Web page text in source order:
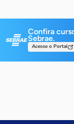
Confira
Sebrae.
Acesse o Portal